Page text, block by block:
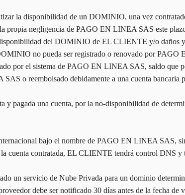
la disponibilidad de un DOMINIO, una vez
propia negligencia de PAGO EN LINEA SAS este
del DOMINIO de EL CLIENTE y/o daños
no pueda ser registrado o renovado por
por el sistema de PAGO EN LINEA SAS, saldo
o reembolsado debidamente a una cuenta
y pagada una cuenta, por la no-disponibilidad de
bajo el nombre de PAGO EN LINEA SAS,
cuenta contratada, EL CLIENTE tendrá control DNS
un servicio de Nube Privada para un dominio
debe ser notificado 30 días antes de la fecha